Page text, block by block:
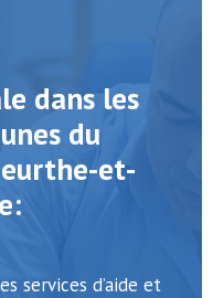
dans les
du
et-
services d’aide et